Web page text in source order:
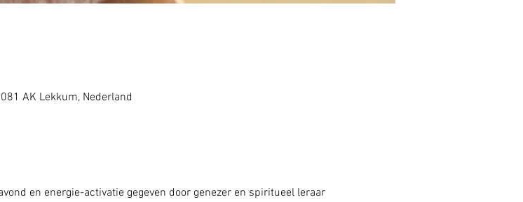
AK Lekkum, Nederland
en energie-activatie gegeven door genezer en spiritueel leraar